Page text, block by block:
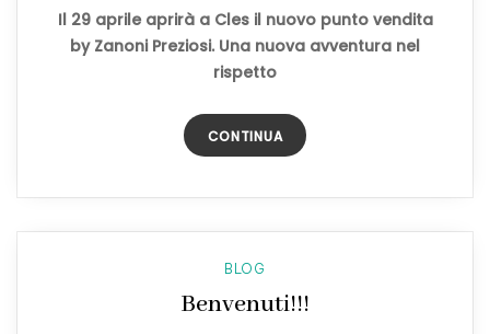
Il 29 aprile aprirà a Cles il nuovo punto vendita
by Zanoni Preziosi. Una nuova avventura nel
rispetto
CONTINUA
BLOG
Benvenuti!!!